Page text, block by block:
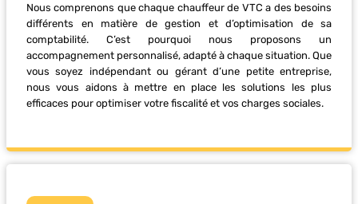
Nous comprenons que chaque chauffeur de VTC a des besoins
différents en matière de gestion et d’optimisation de sa
comptabilité. C’est pourquoi nous proposons un
accompagnement personnalisé, adapté à chaque situation. Que
vous soyez indépendant ou gérant d’une petite entreprise,
nous vous aidons à mettre en place les solutions les plus
efficaces pour optimiser votre fiscalité et vos charges sociales.